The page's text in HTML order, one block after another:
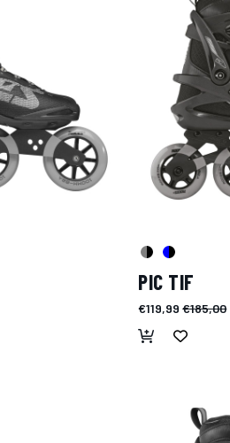
PIC TIF
€119,99 €185,00